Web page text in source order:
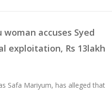
woman accuses Syed
exploitation, Rs 13lakh
Safa Mariyum, has alleged that